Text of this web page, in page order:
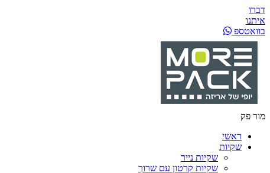
דברו
איתנו
בוואטספ
מור פק
ראשי
שקיות
שקיות נייר
שקיות קרטון עם שרוך